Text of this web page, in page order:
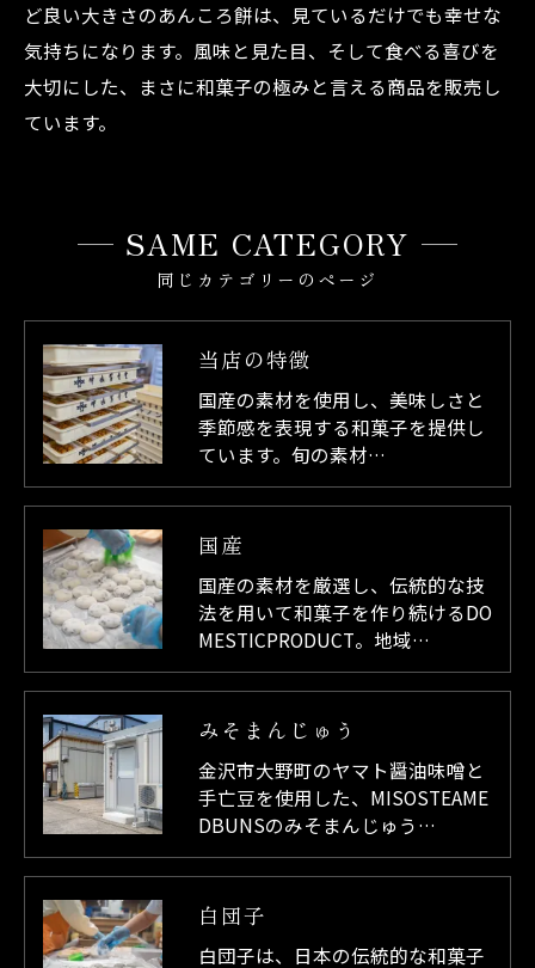
ど良い大きさのあんころ餅は、見ているだけでも幸せな
気持ちになります。風味と見た目、そして食べる喜びを
大切にした、まさに和菓子の極みと言える商品を販売し
ています。
同じカテゴリーのページ
SAME CATEGORY
当店の特徴
国産の素材を使用し、美味しさと
季節感を表現する和菓子を提供し
ています。旬の素材…
国産
国産の素材を厳選し、伝統的な技
法を用いて和菓子を作り続けるDO
MESTICPRODUCT。地域…
みそまんじゅう
金沢市大野町のヤマト醤油味噌と
手亡豆を使用した、MISOSTEAME
DBUNSのみそまんじゅう…
白団子
白団子は、日本の伝統的な和菓子